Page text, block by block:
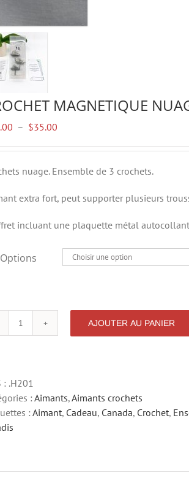
MAGNETIQUE
– $35.00
$15.00
$35.00
nuage. Ensemble de 3 crochets.
extra fort, peut supporter plusieurs
incluant une plaquette métal
Options
quantité
NUAGE
AJOUTER AU PANIER
: .H201
: Aimants,Aimants crochets
: Aimant, Cadeau, Canada, Crochet,